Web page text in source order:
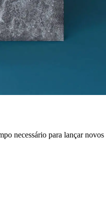
necessário para lançar